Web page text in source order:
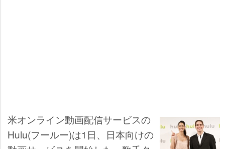
米オンライン動画配信サービスの
Hulu(フールー)は1日、日本向けの